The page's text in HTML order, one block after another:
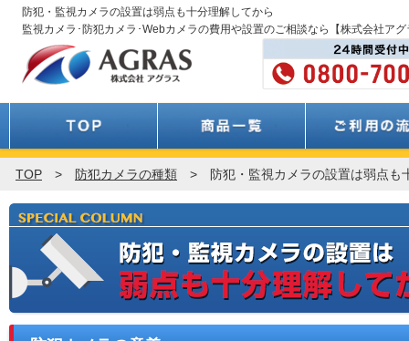
防犯・監視カメラの設置は弱点も十分理解してから
監視カメラ･防犯カメラ･Webカメラの費用や設置のご相談なら【株式会社アグ
TOP 防犯カメラの種類 防犯・監視カメラの設置は弱点も